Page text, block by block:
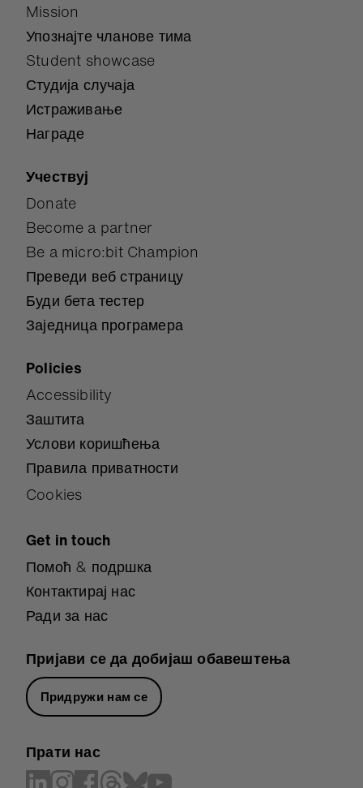
Mission
Упознајте чланове тима
Student showcase
Студија случаја
Истраживање
Награде
Учествуј
Donate
Become a partner
Be a micro:bit Champion
Преведи веб страницу
Буди бета тестер
Заједница програмера
Policies
Accessibility
Заштита
Услови коришћења
Правила приватности
Cookies
Get in touch
Помоћ & подршка
Контактирај нас
Ради за нас
Пријави се да добијаш обавештења
Придружи нам се
Прати нас